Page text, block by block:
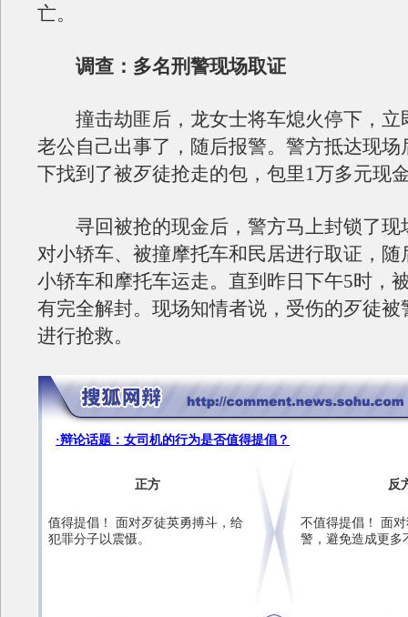
亡。
调查：多名刑警现场取证
撞击劫匪后，龙女士将车熄火停下，立
老公自己出事了，随后报警。警方抵达现场
下找到了被歹徒抢走的包，包里1万多元现
寻回被抢的现金后，警方马上封锁了现
对小轿车、被撞摩托车和民居进行取证，随
小轿车和摩托车运走。直到昨日下午5时，
有完全解封。现场知情者说，受伤的歹徒被
进行抢救。
·辩论话题：女司机的行为是否值得提倡？
正方 反
值得提倡！ 面对歹徒英勇搏斗，给
犯罪分子以震慑。
不值得提倡！ 面
警，避免造成更多